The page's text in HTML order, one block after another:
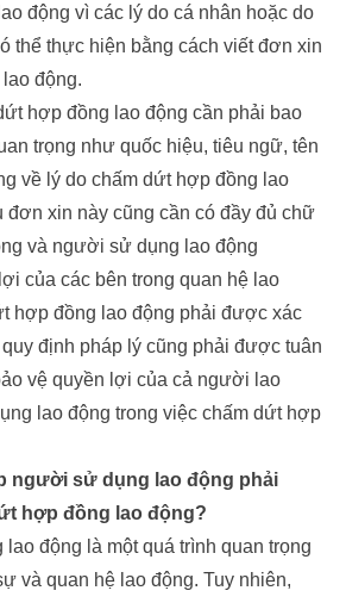
động vì các lý do cá nhân hoặc do
thể thực hiện bằng cách viết đơn xin
động.
hợp đồng lao động cần phải bao
trọng như quốc hiệu, tiêu ngữ, tên
về lý do chấm dứt hợp đồng lao
đơn xin này cũng cần có đầy đủ chữ
và người sử dụng lao động
của các bên trong quan hệ lao
hợp đồng lao động phải được xác
định pháp lý cũng phải được tuân
vệ quyền lợi của cả người lao
lao động trong việc chấm dứt hợp
người sử dụng lao động phải
hợp đồng lao động?
động là một quá trình quan trọng
và quan hệ lao động. Tuy nhiên,